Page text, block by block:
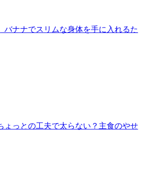
バナナでスリムな身体を手に入れるた
ょっとの工夫で太らない？主食のやせ